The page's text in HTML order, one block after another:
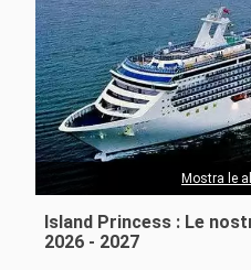
Mesi di partenza
Porti
Island Princess : Le
2026 - 2027
Mostra le